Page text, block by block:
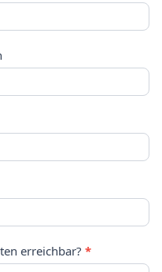
erreichbar? *